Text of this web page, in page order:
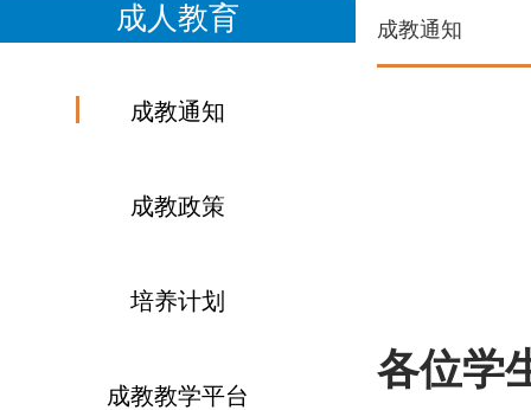
成人教育
成教通知
成教政策
培养计划
成教教学平台
成教通知
各位学